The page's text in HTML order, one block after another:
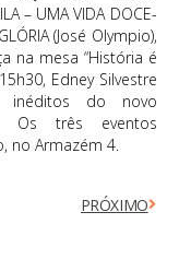
– UMA VIDA DOCE-
(José Olympio),
na mesa “História é
Edney Silvestre
inéditos do novo
Os três eventos
no Armazém 4.
PRÓXIMO